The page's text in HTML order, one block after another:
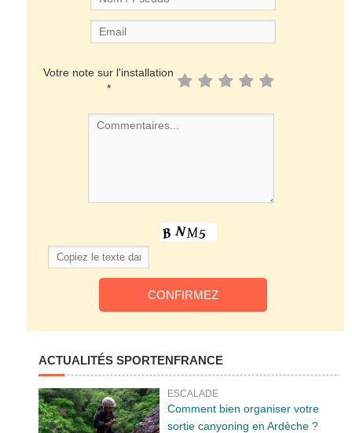
Votre note sur l'installation
*
ACTUALITÉS SPORTENFRANCE
ESCALADE
Comment bien organiser votre
sortie canyoning en Ardèche ?